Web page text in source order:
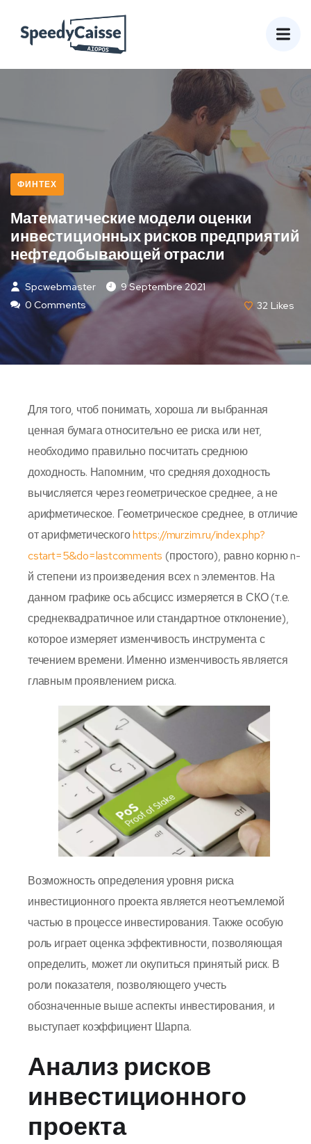
ФИНТЕХ
Математические модели оценки
инвестиционных рисков предприятий
нефтедобывающей отрасли
Spcwebmaster
9 Septembre 2021
0 Comments
32 Likes
Для того, чтоб понимать, хороша ли выбранная
ценная бумага относительно ее риска или нет,
необходимо правильно посчитать среднюю
доходность. Напомним, что средняя доходность
вычисляется через геометрическое среднее, а не
арифметическое. Геометрическое среднее, в отличие
от арифметическогоhttps://murzim.ru/index.php?
cstart=5&do=lastcomments (простого), равно корню n-
й степени из произведения всех n элементов. На
данном графике ось абсцисс измеряется в СКО (т.е.
среднеквадратичное или стандартное отклонение),
которое измеряет изменчивость инструмента с
течением времени. Именно изменчивость является
главным проявлением риска.
Возможность определения уровня риска
инвестиционного проекта является неотъемлемой
частью в процессе инвестирования. Также особую
роль играет оценка эффективности, позволяющая
определить, может ли окупиться принятый риск. В
роли показателя, позволяющего учесть
обозначенные выше аспекты инвестирования, и
выступает коэффициент Шарпа.
Анализ рисков
инвестиционного
проекта